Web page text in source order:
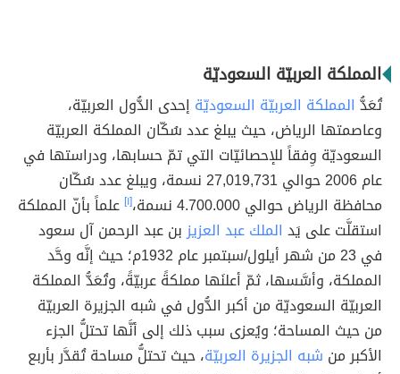
المملكة العربيّة السعوديّة
تُعَدُّ المملكة العربيّة السعوديّة إحدى الدُّول العربيّة،
وعاصمتها الرياض، حيث يبلغ عدد سُكّان المملكة العربيّة
السعوديّة وِفقاً للإحصائيّات التي تمّ حسابها، ودراستها في
عام 2006 حوالي 27,019,731 نسمة، ويبلغ عدد سُكّان
محافظة الرياض حوالي 4.700.000 نسمة،
[١] علماً بأنّ المملكة
استقلَّت على يَد الملك عبد العزيزبن عبد الرحمن آل سعود
في 23 من شهر أيلول/سبتمبر عام 1932م؛ حيث إنَّه وحَّد
المملكة، وأسَّسها، ثمّ أعلنَها مملكةً عربيّةً، وتُعَدُّ المملكة
العربيّة السعوديّة من أكبر الدُّول في شبه الجزيرة العربيّة
من حيث المساحة؛ ويُعزى سبب ذلك إلى أنَّها تحتلُّ الجزء
الأكبر من شبه الجزيرة العربيّة، حيث تحتلُّ مساحة تُقدَّر بأربع